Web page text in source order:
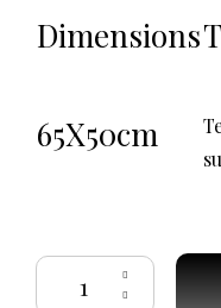
Dimensions
65X50cm
quantité de Pierre SEGOH